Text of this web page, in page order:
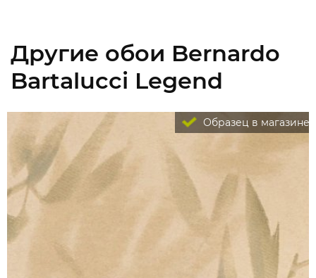
Другие обои Bernardo
Bartalucci Legend
Образец в магазине